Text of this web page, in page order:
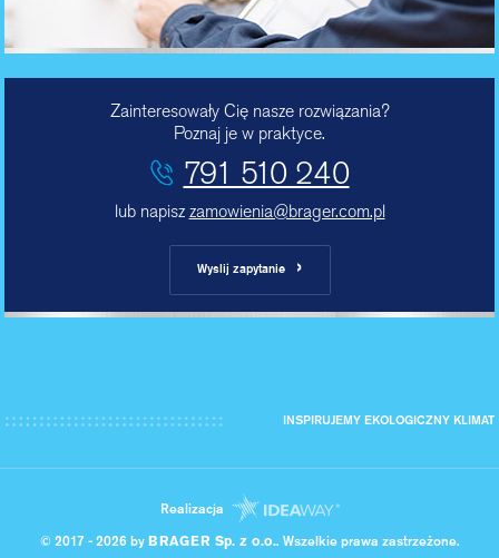
Zainteresowały Cię nasze rozwiązania?
Poznaj je w praktyce.
791 510 240
lub napiszzamowienia@brager.com.pl
Wyslij zapytanie ›
INSPIRUJEMY EKOLOGICZNY KLIMAT
Realizacja
© 2017 - 2026 by BRAGER Sp. z o.o.. Wszelkie prawa zastrzeżone.